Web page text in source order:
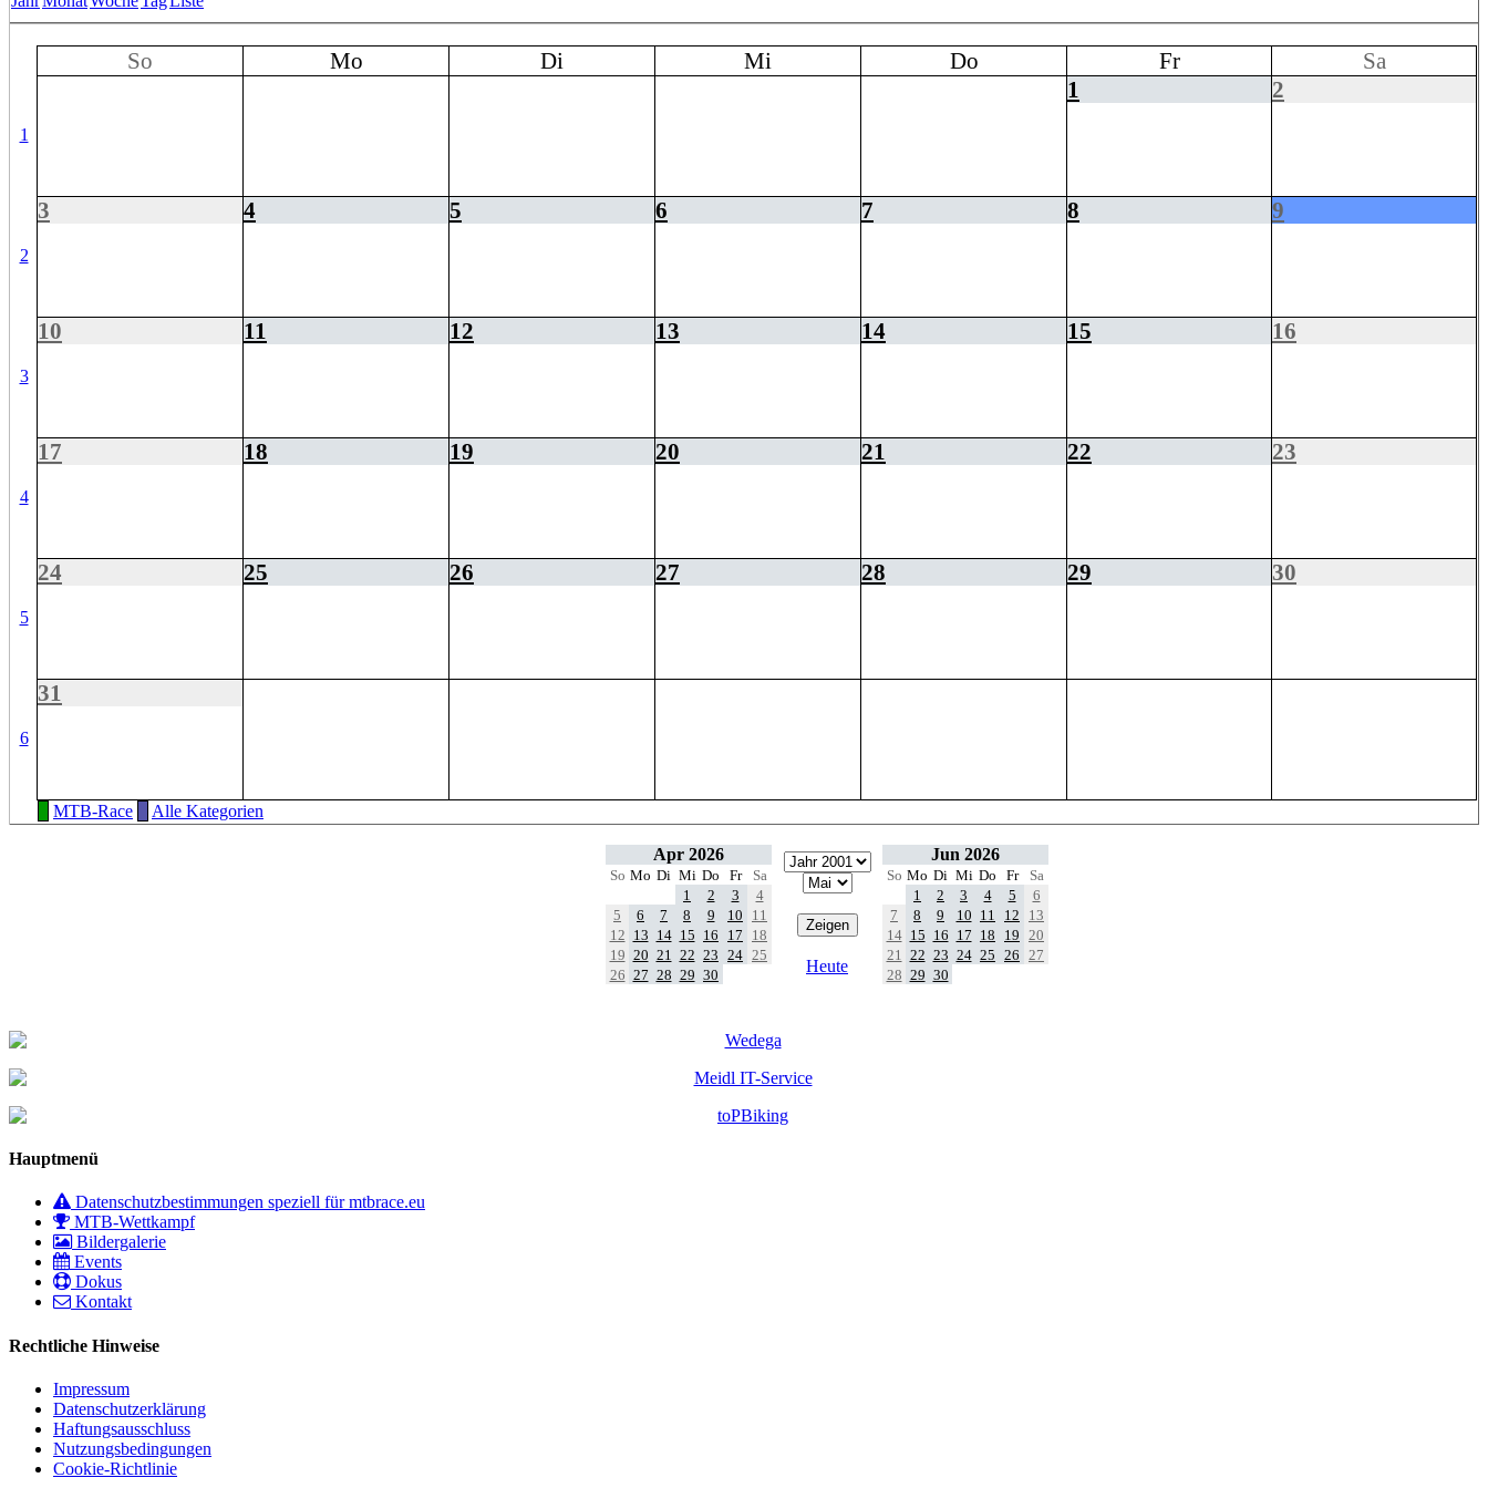
So Mo Di Mi Do Fr Sa
1
1 2
2
3 4 5 6 7 8 9
3
10 11 12 13 14 15 16
4
17 18 19 20 21 22 23
5
24 25 26 27 28 29 30
6
31
MTB-Race Alle Kategorien
Apr 2026
So Mo Di Mi Do Fr
Sa
1
2 3
4
5
6 7 8 9 10
11
12 13 14 15 16 17
18
19 20 21 22 23 24 25
26 27 28 29 30 Heute
Jun 2026
So Mo Di Mi Do Fr
Sa
1
2 3 4 5
6
7
8 9 10 11 12
13
14 15 16 17 18 19
20
21
22 23 24 25 26
27
28 29 30
Hauptmenü
Datenschutzbestimmungen speziell für mtbrace.eu
MTB-Wettkampf
Bildergalerie
Events
Dokus
Kontakt
Rechtliche Hinweise
Impressum
Datenschutzerklärung
Haftungsausschluss
Nutzungsbedingungen
Cookie-Richtlinie